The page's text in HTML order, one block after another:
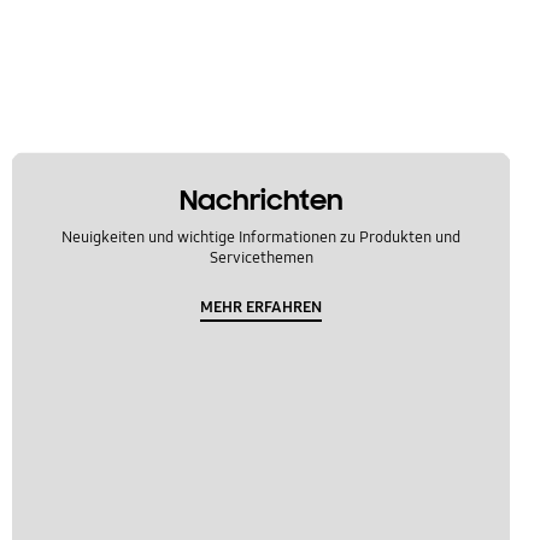
Nachrichten
Neuigkeiten und wichtige Informationen zu Produkten und
Servicethemen
MEHR ERFAHREN